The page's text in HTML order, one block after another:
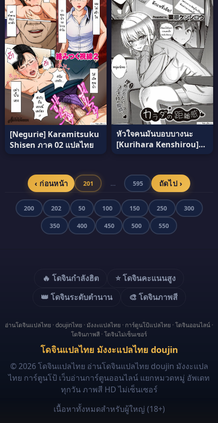
(Dozamura)] แปลไทย
[Negurie] Karamitsuku
Shisen ภาค 02 แปลไทย
หัวใจคนมันบอบบางนะ
[Kurihara Kenshirou]
Karada no Kyorikan
‹ ก่อนหน้า 201 … 595 ถัดไป ›
200 202 50 100 150 250 300
350 400 450 500 550
🔥 โดจินกำลังฮิต
⭐ โดจินคะแนนสูง
👑 โดจินระดับตำนาน
🎨 โดจินภาพสี
อ่านโดจินแปลไทย · doujinไทย · มังงะแปลไทย · การ์ตูนโป้แปลไทย · โดจินออนไลน์ ·
โดจินภาพสี · โดจินไม่เซ็นเซอร์
โดจินแปลไทย มังงะแปลไทย doujin
© 2026 โดจินแปลไทย อ่านโดจินแปลไทย doujin มังงะแปล
ไทย การ์ตูนโป้ เว็บอ่านการ์ตูนออนไลน์ แยกหมวดหมู่ อัพเดท
ทุกวัน ภาพสี HD ไม่เซ็นเซอร์
เนื้อหาทั้งหมดสำหรับผู้ใหญ่ (18+)